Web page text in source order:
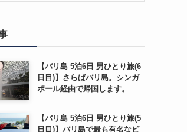
【バリ島 5泊6日 男ひとり旅(6
日目)】さらばバリ島。シンガ
ポール経由で帰国します。
【バリ島 5泊6日 男ひとり旅(5
日目)】バリ島で最も有名なビ